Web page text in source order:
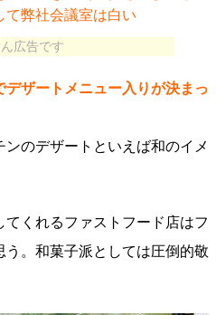
て弊社会議室は白い
広告です
ザートメニュー入りが決まっ
のデザートといえば和のイメ
くれるファストフード店はフ
う。和菓子派としては圧倒的敬